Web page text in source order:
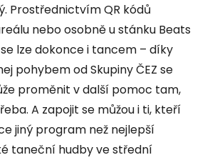
Prostřednictvím QR kódů
nebo osobně u stánku Beats
lze dokonce i tancem – díky
pohybem od Skupiny ČEZ se
proměnit v další pomoc tam,
A zapojit se můžou i ti, kteří
jiný program než nejlepší
taneční hudby ve střední